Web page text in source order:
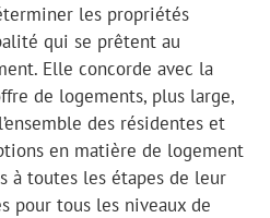
les propriétés
qui se prêtent au
Elle concorde avec la
de logements, plus large,
des résidentes et
en matière de logement
à toutes les étapes de leur
pour tous les niveaux de